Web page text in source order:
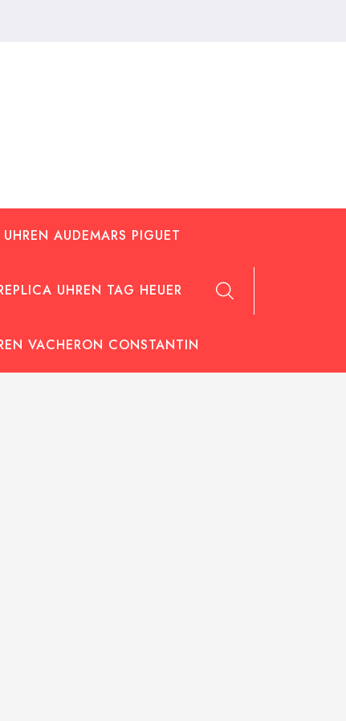
AUDEMARS PIGUET
UHREN TAG HEUER
VACHERON CONSTANTIN